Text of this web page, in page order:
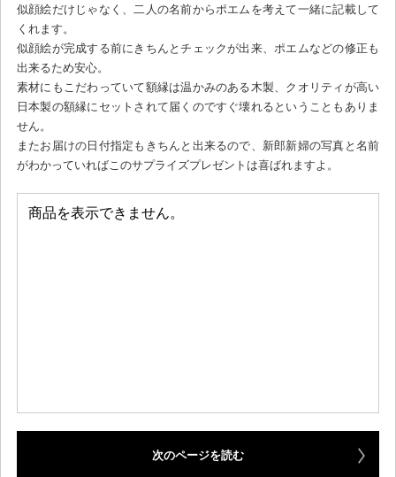
似顔絵だけじゃなく、二人の名前からポエムを考えて一緒に記載して
くれます。
似顔絵が完成する前にきちんとチェックが出来、ポエムなどの修正も
出来るため安心。
素材にもこだわっていて額縁は温かみのある木製、クオリティが高い
日本製の額縁にセットされて届くのですぐ壊れるということもありま
せん。
またお届けの日付指定もきちんと出来るので、新郎新婦の写真と名前
がわかっていればこのサプライズプレゼントは喜ばれますよ。
次のページを読む